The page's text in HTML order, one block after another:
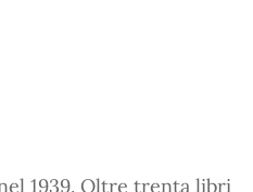
1939. Oltre trenta libri